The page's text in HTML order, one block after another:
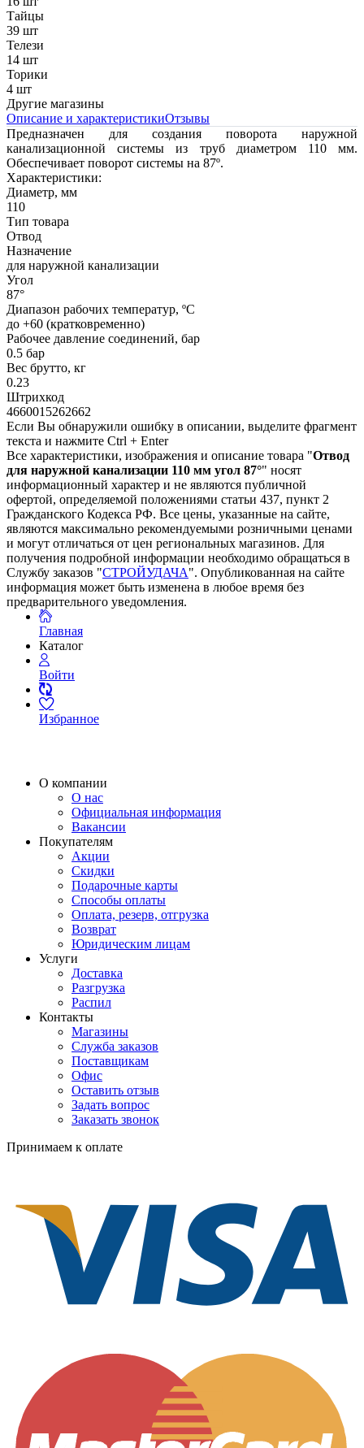
Тайцы
39 шт
Телези
14 шт
Торики
4 шт
Другие магазины
Описание и характеристикиОтзывы
Предназначен для создания поворота наружной
канализационной системы из труб диаметром 110 мм.
Обеспечивает поворот системы на 87º.
Характеристики:
Диаметр, мм
110
Тип товара
Отвод
Назначение
для наружной канализации
Угол
87°
Диапазон рабочих температур, ºС
до +60 (кратковременно)
Рабочее давление соединений, бар
0.5 бар
Вес брутто, кг
0.23
Штрихкод
4660015262662
Если Вы обнаружили ошибку в описании, выделите фрагмент
текста и нажмите Ctrl + Enter
Все характеристики, изображения и описание товара "Отвод
для наружной канализации 110 мм угол 87°" носят
информационный характер и не являются публичной
офертой, определяемой положениями статьи 437, пункт 2
Гражданского Кодекса РФ. Все цены, указанные на сайте,
являются максимально рекомендуемыми розничными ценами
и могут отличаться от цен региональных магазинов. Для
получения подробной информации необходимо обращаться в
Службу заказов "СТРОЙУДАЧА". Опубликованная на сайте
информация может быть изменена в любое время без
предварительного уведомления.
Главная
Каталог
Войти
Избранное
О компании
О нас
Официальная информация
Вакансии
Покупателям
Акции
Скидки
Подарочные карты
Способы оплаты
Оплата, резерв, отгрузка
Возврат
Юридическим лицам
Услуги
Доставка
Разгрузка
Распил
Контакты
Магазины
Служба заказов
Поставщикам
Офис
Оставить отзыв
Задать вопрос
Заказать звонок
Принимаем к оплате